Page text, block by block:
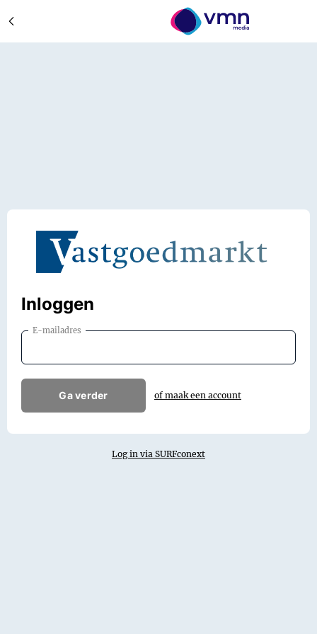
Inloggen
E-mailadres
Ga verder of maak een account
Log in via SURFconext